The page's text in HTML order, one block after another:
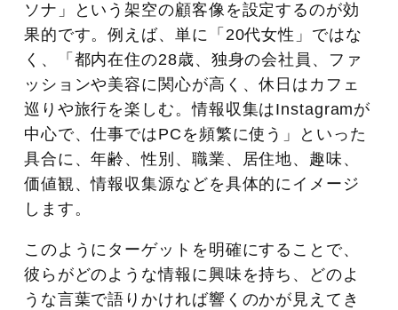
ソナ」という架空の顧客像を設定するのが効
果的です。例えば、単に「20代女性」ではな
く、「都内在住の28歳、独身の会社員、ファ
ッションや美容に関心が高く、休日はカフェ
巡りや旅行を楽しむ。情報収集はInstagramが
中心で、仕事ではPCを頻繁に使う」といった
具合に、年齢、性別、職業、居住地、趣味、
価値観、情報収集源などを具体的にイメージ
します。
このようにターゲットを明確にすることで、
彼らがどのような情報に興味を持ち、どのよ
うな言葉で語りかければ響くのかが見えてき